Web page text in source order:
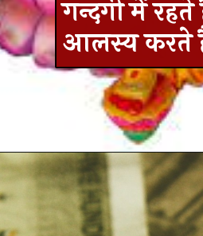
गन्दगी में
आलस्य करते